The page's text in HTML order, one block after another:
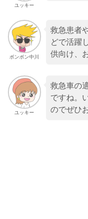
ユッキー
ボンボン中川
救急患者
どで活躍
供向け、
ユッキー
救急車の
ですね。
のでぜひ